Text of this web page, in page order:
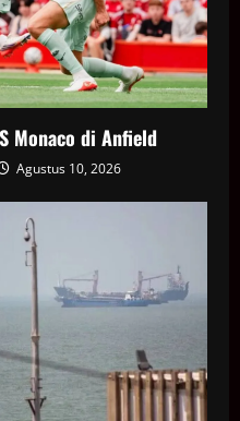
Monaco di Anfield
Agustus 10, 2026